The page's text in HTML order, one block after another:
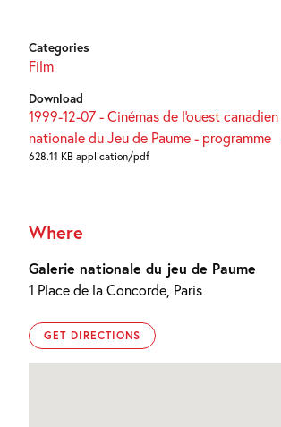
Categories
Film
Download
1999-12-07 - Cinémas de l'ouest
nationale du Jeu de Paume - programme
628.11 KB application/pdf
Where
Galerie nationale du jeu de Paume
1 Place de la Concorde, Paris
GET DIRECTIONS